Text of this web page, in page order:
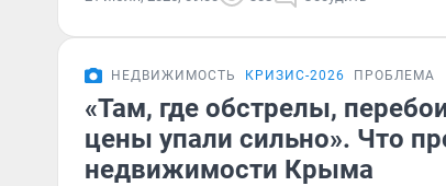
НЕДВИЖИМОСТЬ КРИЗИС-2026 ПРОБЛЕМА
«Там, где обстрелы,
цены упали сильно». Что
недвижимости Крыма